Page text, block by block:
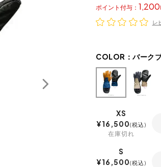
1,200
ポイント
レ
COLOR： バーク
XS
¥16,500 税込
在庫切れ
S
¥16,500 税込